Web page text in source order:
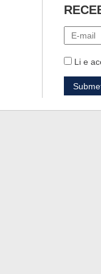
Li e